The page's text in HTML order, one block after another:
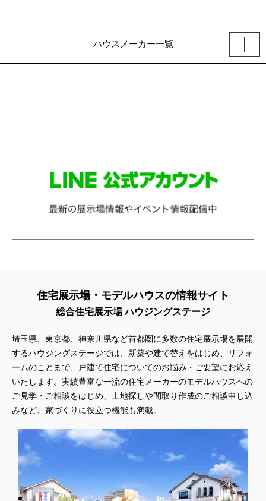
ハウスメーカー一覧
住宅展示場・モデルハウスの情報サイト
総合住宅展示場 ハウジングステージ
埼玉県、東京都、神奈川県など首都圏に多数の住宅展示場を展開
するハウジングステージでは、新築や建て替えをはじめ、リフォ
ームのことまで、戸建て住宅についてのお悩み・ご要望にお応え
いたします。実績豊富な一流の住宅メーカーのモデルハウスへの
ご見学・ご相談をはじめ、土地探しや間取り作成のご相談申し込
みなど、家づくりに役立つ機能も満載。